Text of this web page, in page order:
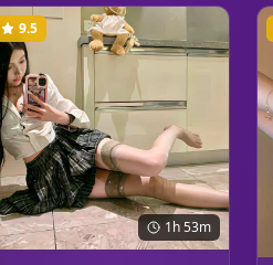
1h 53m
9.5